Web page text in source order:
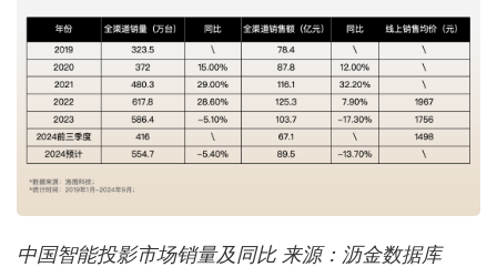
中国智能投影市场销量及同比 来源：沥金数据库